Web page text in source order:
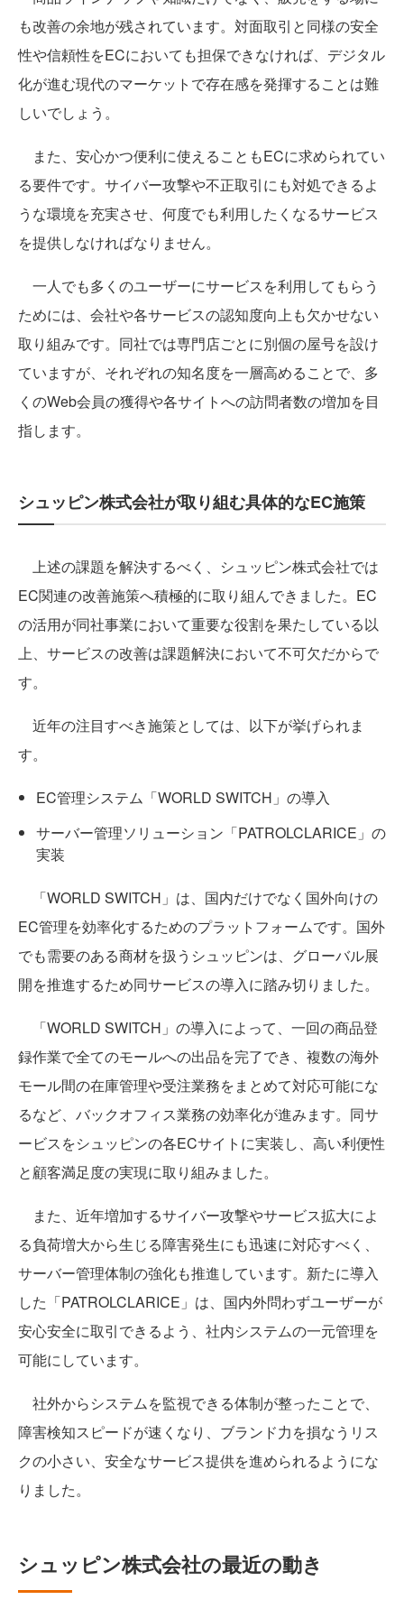
も改善の余地が残されています。対面取引と同様の安全
性や信頼性をECにおいても担保できなければ、デジタル
化が進む現代のマーケットで存在感を発揮することは難
しいでしょう。
また、安心かつ便利に使えることもECに求められてい
る要件です。サイバー攻撃や不正取引にも対処できるよ
うな環境を充実させ、何度でも利用したくなるサービス
を提供しなければなりません。
一人でも多くのユーザーにサービスを利用してもらう
ためには、会社や各サービスの認知度向上も欠かせない
取り組みです。同社では専門店ごとに別個の屋号を設け
ていますが、それぞれの知名度を一層高めることで、多
くのWeb会員の獲得や各サイトへの訪問者数の増加を目
指します。
シュッピン株式会社が取り組む具体的なEC施策
上述の課題を解決するべく、シュッピン株式会社では
EC関連の改善施策へ積極的に取り組んできました。EC
の活用が同社事業において重要な役割を果たしている以
上、サービスの改善は課題解決において不可欠だからで
す。
近年の注目すべき施策としては、以下が挙げられま
す。
EC管理システム「WORLD SWITCH」の導入
サーバー管理ソリューション「PATROLCLARICE」の
実装
「WORLD SWITCH」は、国内だけでなく国外向けの
EC管理を効率化するためのプラットフォームです。国外
でも需要のある商材を扱うシュッピンは、グローバル展
開を推進するため同サービスの導入に踏み切りました。
「WORLD SWITCH」の導入によって、一回の商品登
録作業で全てのモールへの出品を完了でき、複数の海外
モール間の在庫管理や受注業務をまとめて対応可能にな
るなど、バックオフィス業務の効率化が進みます。同サ
ービスをシュッピンの各ECサイトに実装し、高い利便性
と顧客満足度の実現に取り組みました。
また、近年増加するサイバー攻撃やサービス拡大によ
る負荷増大から生じる障害発生にも迅速に対応すべく、
サーバー管理体制の強化も推進しています。新たに導入
した「PATROLCLARICE」は、国内外問わずユーザーが
安心安全に取引できるよう、社内システムの一元管理を
可能にしています。
社外からシステムを監視できる体制が整ったことで、
障害検知スピードが速くなり、ブランド力を損なうリス
クの小さい、安全なサービス提供を進められるようにな
りました。
シュッピン株式会社の最近の動き